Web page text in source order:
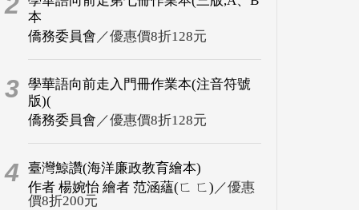
本
僑務委員會 ／優惠價8折128元
3 學華語向前走入門冊作業本(注音符號
版)(
僑務委員會 ／優惠價8折128元
4
臺灣鯨讚(海洋廉政教育繪本)
作者 楊婉怡 繪者 范涵蘊(ㄈ ㄈ) ／優惠
價8折200元